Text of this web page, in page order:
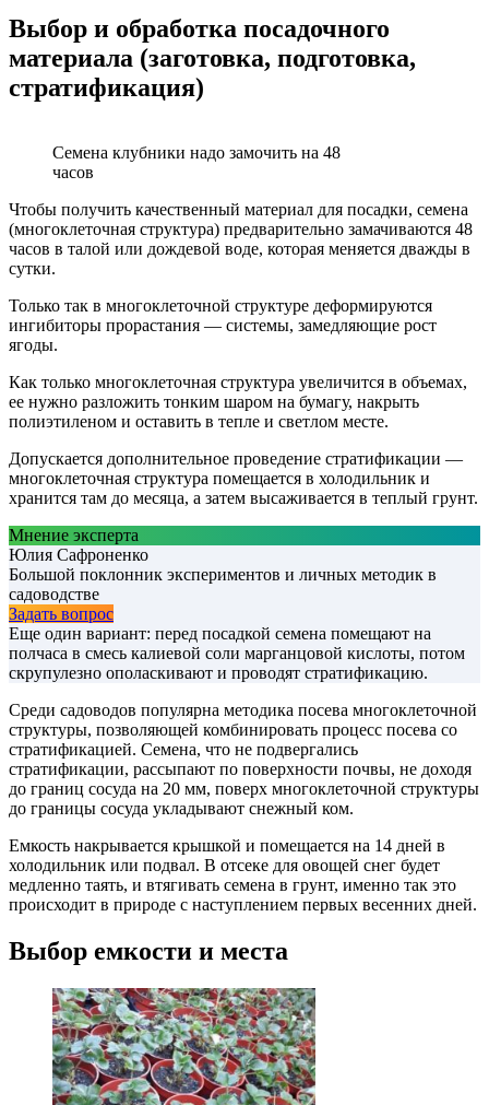
Выбор и обработка посадочного
материала (заготовка, подготовка,
стратификация)
Семена клубники надо замочить на 48
часов
Чтобы получить качественный материал для посадки, семена
(многоклеточная структура) предварительно замачиваются 48
часов в талой или дождевой воде, которая меняется дважды в
сутки.
Только так в многоклеточной структуре деформируются
ингибиторы прорастания — системы, замедляющие рост
ягоды.
Как только многоклеточная структура увеличится в объемах,
ее нужно разложить тонким шаром на бумагу, накрыть
полиэтиленом и оставить в тепле и светлом месте.
Допускается дополнительное проведение стратификации —
многоклеточная структура помещается в холодильник и
хранится там до месяца, а затем высаживается в теплый грунт.
Мнение эксперта
Юлия Сафроненко
Большой поклонник экспериментов и личных методик в
садоводстве
Задать вопрос
Еще один вариант: перед посадкой семена помещают на
полчаса в смесь калиевой соли марганцовой кислоты, потом
скрупулезно ополаскивают и проводят стратификацию.
Среди садоводов популярна методика посева многоклеточной
структуры, позволяющей комбинировать процесс посева со
стратификацией. Семена, что не подвергались
стратификации, рассыпают по поверхности почвы, не доходя
до границ сосуда на 20 мм, поверх многоклеточной структуры
до границы сосуда укладывают снежный ком.
Емкость накрывается крышкой и помещается на 14 дней в
холодильник или подвал. В отсеке для овощей снег будет
медленно таять, и втягивать семена в грунт, именно так это
происходит в природе с наступлением первых весенних дней.
Выбор емкости и места